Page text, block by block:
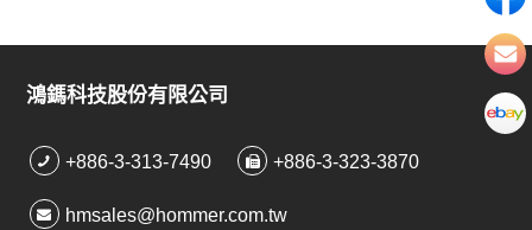
鴻鎷科技股份有限公司
+886-3-313-7490 +886-3-323-3870
hmsales@hommer.com.tw